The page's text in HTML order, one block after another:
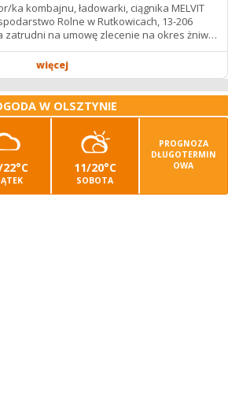
kombajnu, ładowarki, ciągnika MELVIT
Rolne w Rutkowicach, 13-206
-
kę kombajnu z uprawnieniami -...
więcej
W OLSZTYNIE
11/20°C
SOBOTA
PROGNOZA
DŁUGOTERMIN
OWA